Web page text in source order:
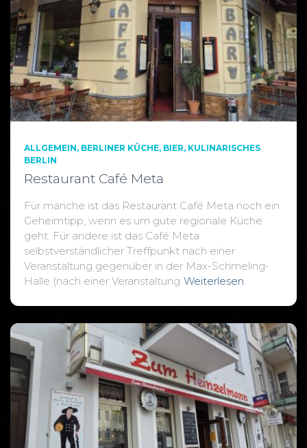
ALLGEMEIN BERLINER KÜCHE BIER KULINARISCHES
BERLIN
Restaurant Café Meta
Für manche ist das Restaurant Café Meta noch ein
Geheimtipp, wenn es um gute regionale Küche
geht. Für andere ist das Café Meta
selbstverständlicher Treffpunkt nach einer
Veranstaltung gegenüber in der Max-Schmeling-
Halle (nach einer Veranstaltung Weiterlesen